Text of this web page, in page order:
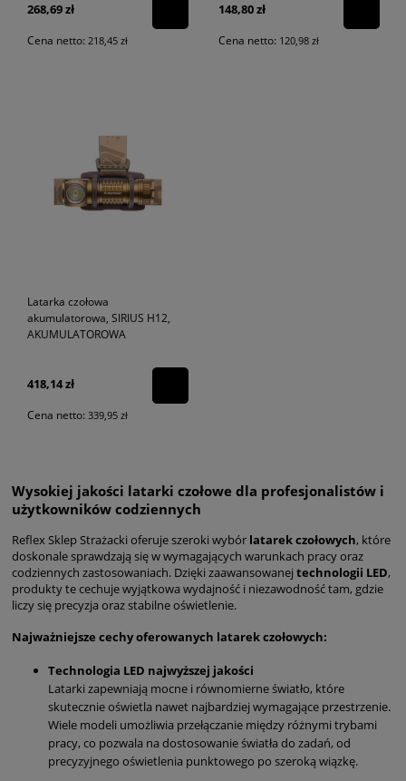
268,69 zł
Cena netto: 218,45 zł
148,80 zł
Cena netto: 120,98 zł
Latarka czołowa
akumulatorowa, SIRIUS H12,
AKUMULATOROWA
418,14 zł
Cena netto: 339,95 zł
Wysokiej jakości latarki czołowe dla profesjonalistów i
użytkowników codziennych
Reflex Sklep Strażacki oferuje szeroki wybór latarek czołowych, które
doskonale sprawdzają się w wymagających warunkach pracy oraz
codziennych zastosowaniach. Dzięki zaawansowanej technologii LED,
produkty te cechuje wyjątkowa wydajność i niezawodność tam, gdzie
liczy się precyzja oraz stabilne oświetlenie.
Najważniejsze cechy oferowanych latarek czołowych:
Technologia LED najwyższej jakości
Latarki zapewniają mocne i równomierne światło, które
skutecznie oświetla nawet najbardziej wymagające przestrzenie.
Wiele modeli umożliwia przełączanie między różnymi trybami
pracy, co pozwala na dostosowanie światła do zadań, od
precyzyjnego oświetlenia punktowego po szeroką wiązkę.